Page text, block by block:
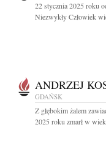
22 stycznia 2025 roku
Niezwykły Człowiek
ANDRZEJ
GDAŃSK
Z głębokim żalem
2025 roku zmarł w